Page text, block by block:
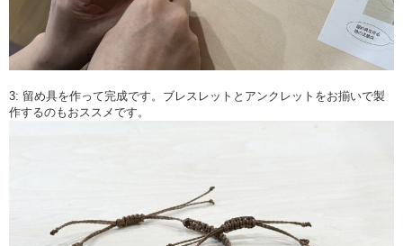
3: 留め具を作って完成です。ブレスレットとアンクレットをお揃いで製
作するのもおススメです。